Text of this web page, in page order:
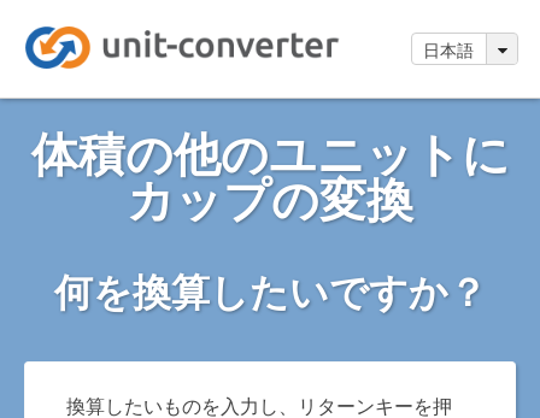
日本語
体積の他のユニットに
カップの変換
何を換算したいですか？
換算したいものを入力し、リターンキーを押